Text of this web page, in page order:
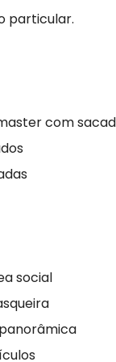
particular.
com
social